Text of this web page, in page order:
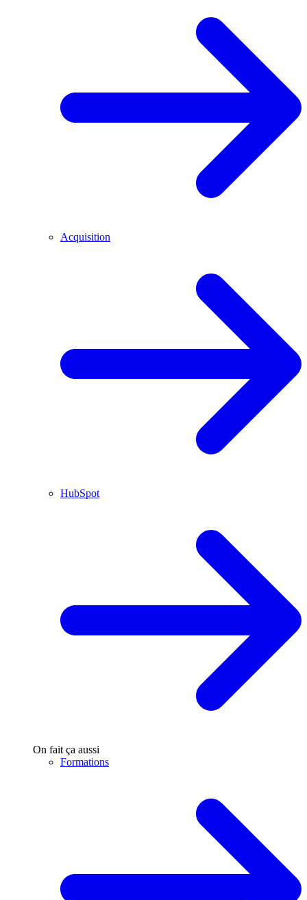
Acquisition
HubSpot
On fait ça aussi
Formations